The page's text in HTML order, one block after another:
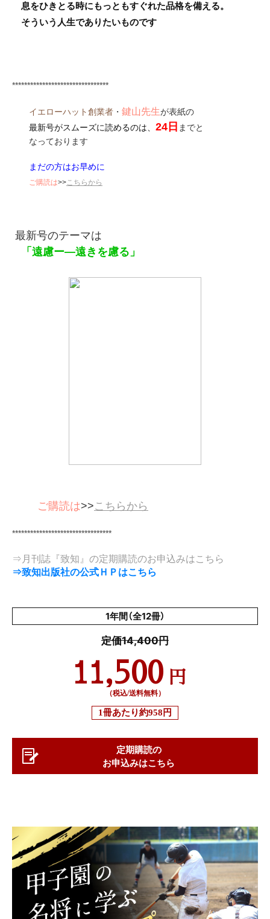
息をひきとる時にもっともすぐれた品格を備える。
そういう人生でありたいものです
********************************
イエローハット創業者 ・ 鍵山先生が表紙の
最新号がスムーズに読めるのは、 24日 までと
なっております
まだの方はお早めに
ご購読は>>こちらから
最新号のテーマは
「遠慮ー―遠きを慮る」
ご購読は>>こちらから
*********************************
⇒月刊誌『致知』の定期購読のお申込みはこちら
⇒致知出版社の公式ＨＰはこちら
1年間（全12冊）
定価14,400円
11,500 円
（税込/送料無料）
1冊あたり約958円
定期購読の
お申込みはこちら